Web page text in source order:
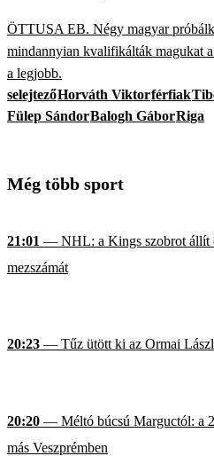
ÖTTUSA EB. Négy magyar
mindannyian kvalifikálták magukat
a legjobb.
selejtezőHorváth Viktorférfiak
Fülep SándorBalogh GáborRiga
Még több sport
21:01 — NHL: a Kings szobrot állít
mezszámát
20:23 — Tűz ütött ki az Ormai
20:20 — Méltó búcsú Marguctól: a
más Veszprémben